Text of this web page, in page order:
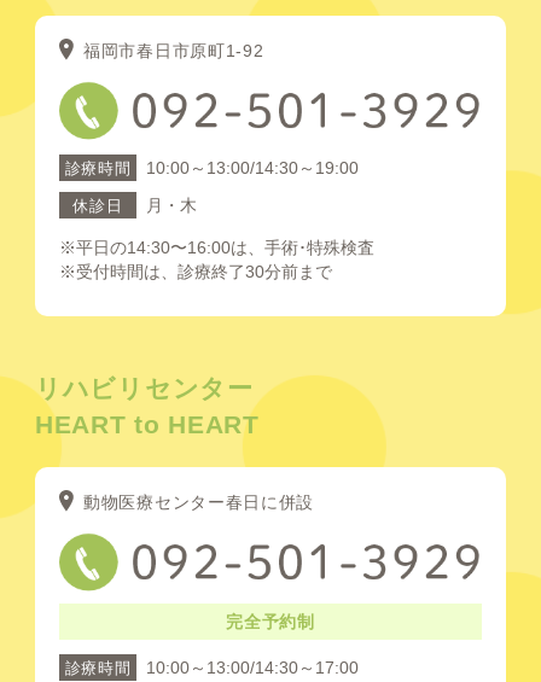
福岡市春日市原町1-92
診療時間 10:00～13:00/14:30～19:00
休診日 月・木
※平日の14:30〜16:00は、手術･特殊検査
※受付時間は、診療終了30分前まで
リハビリセンター
HEART to HEART
動物医療センター春日に併設
完全予約制
診療時間 10:00～13:00/14:30～17:00